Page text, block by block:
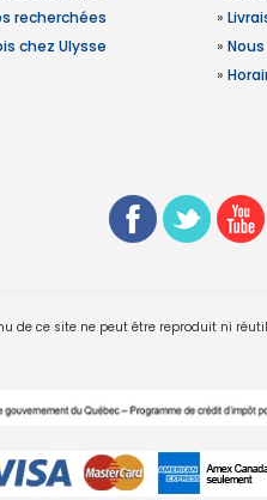
recherchées
chez Ulysse
»
»
»
de ce site ne peut être reproduit ni